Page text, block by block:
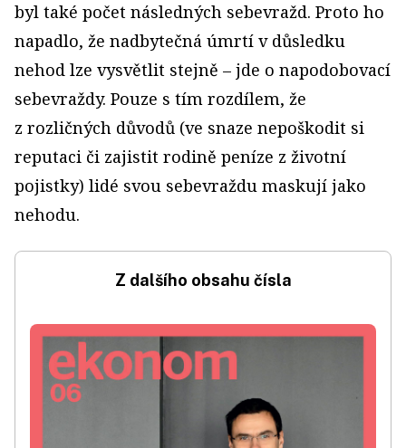
byl také počet následných sebevražd. Proto ho
napadlo, že nadbytečná úmrtí v důsledku
nehod lze vysvětlit stejně – jde o napodobovací
sebevraždy. Pouze s tím rozdílem, že
z rozličných důvodů (ve snaze nepoškodit si
reputaci či zajistit rodině peníze z životní
pojistky) lidé svou sebevraždu maskují jako
nehodu.
Z dalšího obsahu čísla